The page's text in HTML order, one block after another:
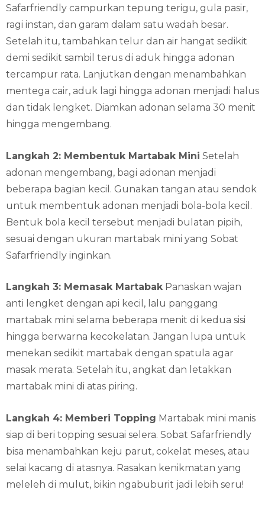
Safarfriendly campurkan tepung terigu, gula pasir,
ragi instan, dan garam dalam satu wadah besar.
Setelah itu, tambahkan telur dan air hangat sedikit
demi sedikit sambil terus di aduk hingga adonan
tercampur rata. Lanjutkan dengan menambahkan
mentega cair, aduk lagi hingga adonan menjadi halus
dan tidak lengket. Diamkan adonan selama 30 menit
hingga mengembang.
Langkah 2: Membentuk Martabak Mini Setelah
adonan mengembang, bagi adonan menjadi
beberapa bagian kecil. Gunakan tangan atau sendok
untuk membentuk adonan menjadi bola-bola kecil.
Bentuk bola kecil tersebut menjadi bulatan pipih,
sesuai dengan ukuran martabak mini yang Sobat
Safarfriendly inginkan.
Langkah 3: Memasak MartabakPanaskan wajan
anti lengket dengan api kecil, lalu panggang
martabak mini selama beberapa menit di kedua sisi
hingga berwarna kecokelatan. Jangan lupa untuk
menekan sedikit martabak dengan spatula agar
masak merata. Setelah itu, angkat dan letakkan
martabak mini di atas piring.
Langkah 4: Memberi Topping Martabak mini manis
siap di beri topping sesuai selera. Sobat Safarfriendly
bisa menambahkan keju parut, cokelat meses, atau
selai kacang di atasnya. Rasakan kenikmatan yang
meleleh di mulut, bikin ngabuburit jadi lebih seru!